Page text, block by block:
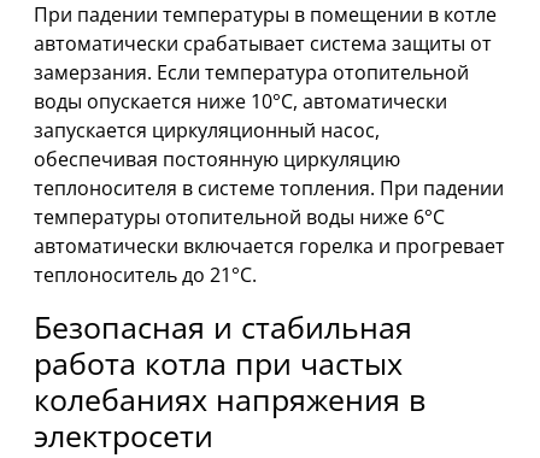
При падении температуры в помещении в котле
автоматически срабатывает система защиты от
замерзания. Если температура отопительной
воды опускается ниже 10°С, автоматически
запускается циркуляционный насос,
обеспечивая постоянную циркуляцию
теплоносителя в системе топления. При падении
температуры отопительной воды ниже 6°С
автоматически включается горелка и прогревает
теплоноситель до 21°С.
Безопасная и стабильная
работа котла при частых
колебаниях напряжения в
электросети